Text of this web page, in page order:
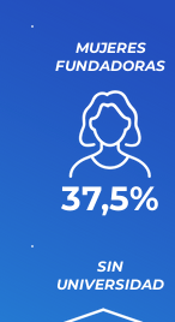
MUJERES
FUNDADORAS
37,5%
SIN
UNIVERSIDAD